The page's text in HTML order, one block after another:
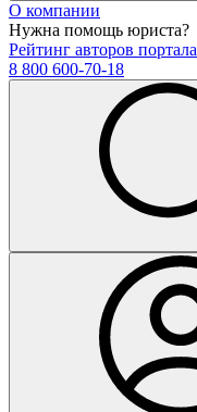
О компании
Нужна помощь юриста?
Рейтинг авторов портала
8 800 600-70-18